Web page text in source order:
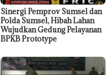
Sinergi Pemprov Sumsel dan
Polda Sumsel, Hibah Lahan
Wujudkan Gedung Pelayanan
BPKB Prototype